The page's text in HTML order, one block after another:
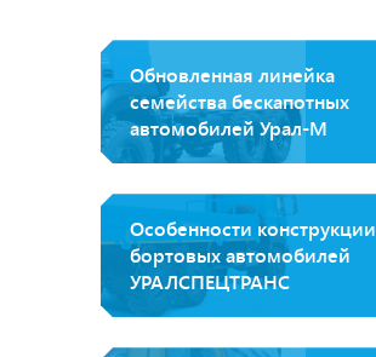
Обновленная линейка
семейства бескапотных
автомобилей Урал-М
Особенности конструкции
бортовых автомобилей
УРАЛСПЕЦТРАНС